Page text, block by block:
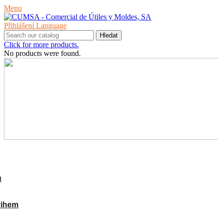
Menu
Přihlášení Language
Hledat
Click for more products.
No products were found.